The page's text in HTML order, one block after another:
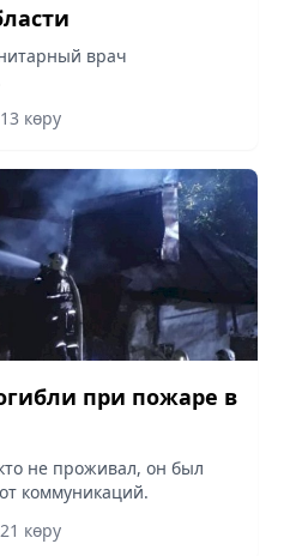
врач
көру
при пожаре в
не проживал, он был
коммуникаций.
көру